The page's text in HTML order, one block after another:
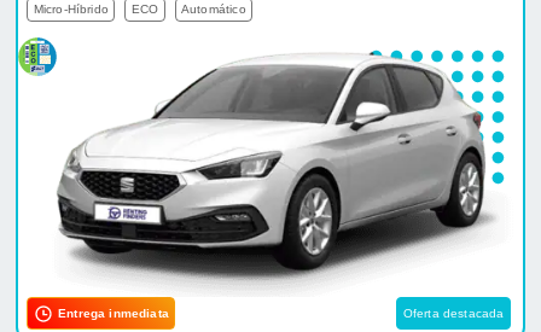
Micro-Híbrido ECO Automático
Entrega inmediata Oferta destacada